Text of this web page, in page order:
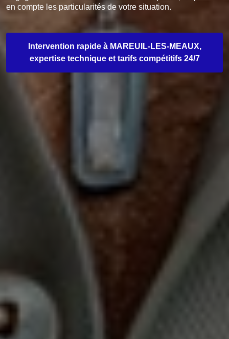
en compte les particularités de votre situation.
Intervention rapide à MAREUIL-LES-MEAUX,
expertise technique et tarifs compétitifs 24/7